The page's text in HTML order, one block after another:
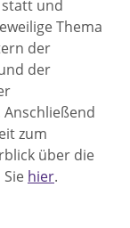
und
Thema
der
der
zum
über die
hier.